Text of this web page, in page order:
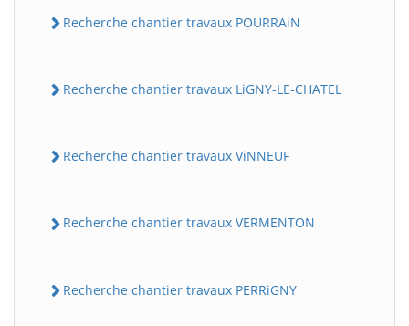
Recherche chantier travaux POURRAiN
Recherche chantier travaux LiGNY-LE-CHATEL
Recherche chantier travaux ViNNEUF
Recherche chantier travaux VERMENTON
Recherche chantier travaux PERRiGNY